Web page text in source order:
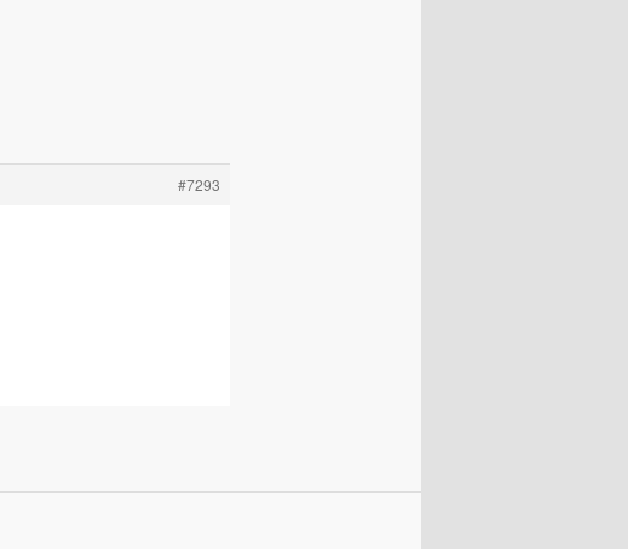
#7293